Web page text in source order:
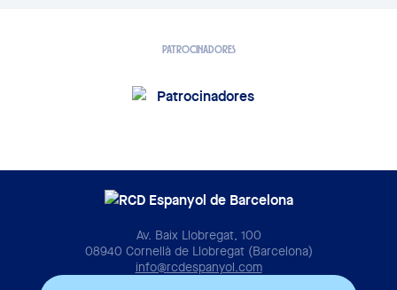
PATROCINADORES
Av. Baix Llobregat, 100
08940 Cornellà de Llobregat (Barcelona)
info@rcdespanyol.com